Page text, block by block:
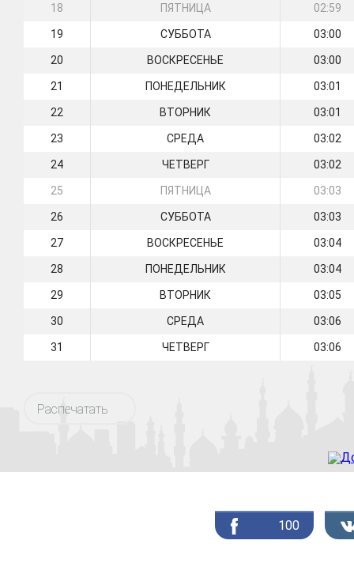
18 ПЯТНИЦА 02:59
19 СУББОТА 03:00
20 ВОСКРЕСЕНЬЕ 03:00
21 ПОНЕДЕЛЬНИК 03:01
22 ВТОРНИК 03:01
23 СРЕДА 03:02
24 ЧЕТВЕРГ 03:02
25 ПЯТНИЦА 03:03
26 СУББОТА 03:03
27 ВОСКРЕСЕНЬЕ 03:04
28 ПОНЕДЕЛЬНИК 03:04
29 ВТОРНИК 03:05
30 СРЕДА 03:06
31 ЧЕТВЕРГ 03:06
Распечатать
100